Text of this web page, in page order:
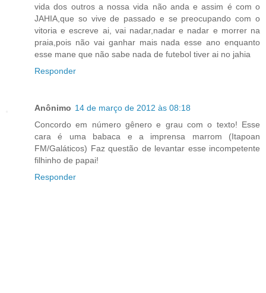
vida dos outros a nossa vida não anda e assim é com o
JAHIA,que so vive de passado e se preocupando com o
vitoria e escreve ai, vai nadar,nadar e nadar e morrer na
praia,pois não vai ganhar mais nada esse ano enquanto
esse mane que não sabe nada de futebol tiver ai no jahia
Responder
Anônimo 14 de março de 2012 às 08:18
Concordo em número gênero e grau com o texto! Esse
cara é uma babaca e a imprensa marrom (Itapoan
FM/Galáticos) Faz questão de levantar esse incompetente
filhinho de papai!
Responder